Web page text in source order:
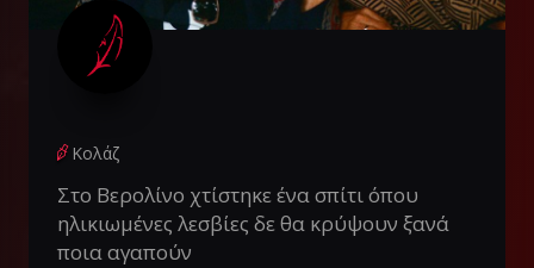
Κολάζ
Στο Βερολίνο χτίστηκε ένα σπίτι όπου
ηλικιωμένες λεσβίες δε θα κρύψουν ξανά
ποια αγαπούν